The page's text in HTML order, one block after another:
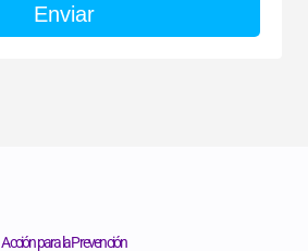
Enviar
Acción para la Prevención